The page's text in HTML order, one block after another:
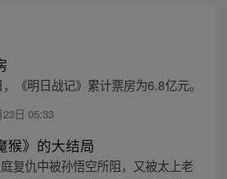
《明日战记》累计票房为6.8亿元。
日 05:33
猴》的大结局
复仇中被孙悟空所阻，又被太上老